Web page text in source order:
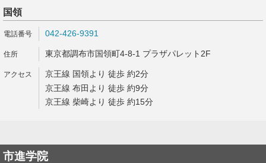
国領
042-426-9391
東京都調布市国領町4-8-1 プラザパレット2F
京王線 国領より 徒歩 約2分
京王線 布田より 徒歩 約9分
京王線 柴崎より 徒歩 約15分
市進学院